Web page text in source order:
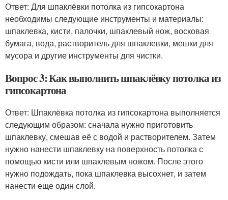
Ответ: Для шпаклёвки потолка из гипсокартона
необходимы следующие инструменты и материалы:
шпаклевка, кисти, палочки, шпаклевый нож, восковая
бумага, вода, растворитель для шпаклевки, мешки для
мусора и другие инструменты для чистки.
Вопрос 3: Как выполнить шпаклёвку потолка из
гипсокартона
Ответ: Шпаклёвка потолка из гипсокартона выполняется
следующим образом: сначала нужно приготовить
шпаклевку, смешав её с водой и растворителем. Затем
нужно нанести шпаклевку на поверхность потолка с
помощью кисти или шпаклевым ножом. После этого
нужно подождать, пока шпаклевка высохнет, и затем
нанести еще один слой.